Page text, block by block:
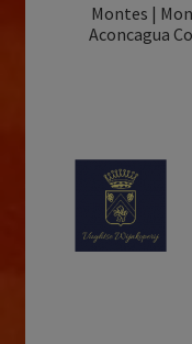
Montes |
Aconcagua